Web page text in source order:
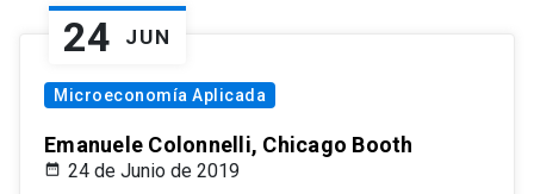
24 JUN
Microeconomía Aplicada
Emanuele Colonnelli, Chicago Booth
24 de Junio de 2019